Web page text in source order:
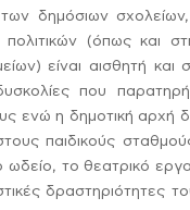
δημόσιων σχολείων,
πολιτικών (όπως και
είναι αισθητή και
που
ενώ η δημοτική αρχή
παιδικούς
ωδείο, το θεατρικό
δραστηριότητες